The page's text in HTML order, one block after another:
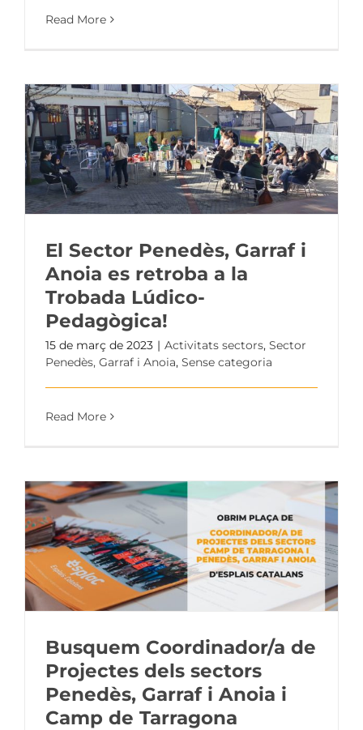
Read More
El Sector Penedès, Garraf i
Anoia es retroba a la
Trobada Lúdico-
Pedagògica!
15 de març de 2023 | Activitats sectors, Sector
Penedès, Garraf i Anoia, Sense categoria
Read More
Busquem Coordinador/a de
Projectes dels sectors
Penedès, Garraf i Anoia i
Camp de Tarragona